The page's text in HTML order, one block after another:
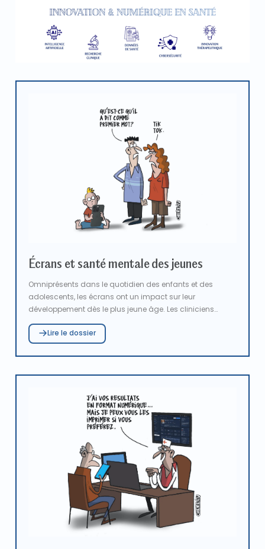
Écrans et santé mentale des jeunes
Omniprésents dans le quotidien des enfants et des
adolescents, les écrans ont un impact sur leur
développement dès le plus jeune âge. Les cliniciens
alertent sur les conséquences d’une exposition excessive
: troubles du sommeil, retards de langage et
d’apprentissage, difficultés psychomotrices, myopie ou
encore obésité. Face à ces enjeux, des initiatives de
prévention, comme celle de la Clinique contributive de
collective à l'échelle locale, associant professionnels,
familles et chercheurs. Parallèlement, les outils
numériques peuvent aussi devenir des leviers
d’accompagnement : à l’image du dispositif Together,
ils offrent de nouvelles perspectives pour faciliter l’accès
aux soins en pédopsychiatrie et orienter les adolescents
vers des prises en charge adaptées.
Lire le dossier